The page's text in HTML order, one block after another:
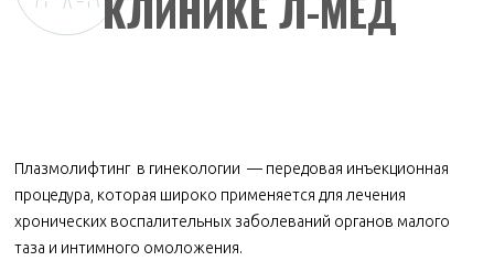
Плазмолифтинг в гинекологии — передовая инъекционная
процедура, которая широко применяется для лечения
хронических воспалительных заболеваний органов малого
таза и интимного омоложения.